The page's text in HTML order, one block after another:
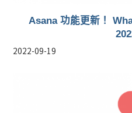
Asana 功能更新！
2022-09-19